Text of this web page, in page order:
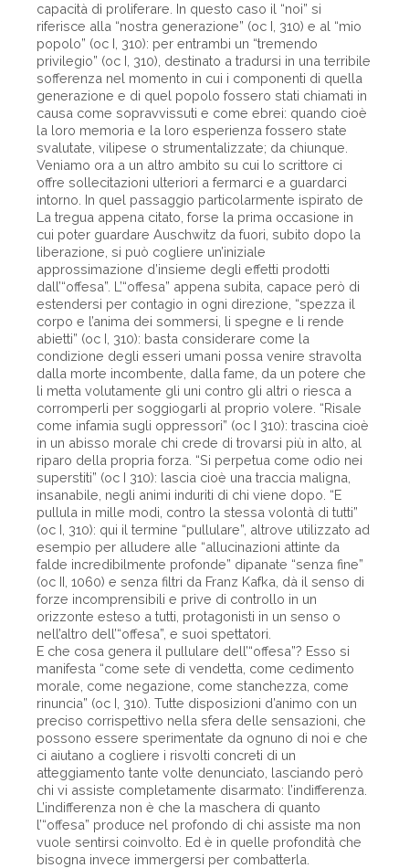
capacità di proliferare. In questo caso il “noi” si
riferisce alla “nostra generazione” (oc I, 310) e al “mio
popolo” (oc I, 310): per entrambi un “tremendo
privilegio” (oc I, 310), destinato a tradursi in una terribile
sofferenza nel momento in cui i componenti di quella
generazione e di quel popolo fossero stati chiamati in
causa come sopravvissuti e come ebrei: quando cioè
la loro memoria e la loro esperienza fossero state
svalutate, vilipese o strumentalizzate; da chiunque.
Veniamo ora a un altro ambito su cui lo scrittore ci
offre sollecitazioni ulteriori a fermarci e a guardarci
intorno. In quel passaggio particolarmente ispirato de
La tregua appena citato, forse la prima occasione in
cui poter guardare Auschwitz da fuori, subito dopo la
liberazione, si può cogliere un’iniziale
approssimazione d’insieme degli effetti prodotti
dall’“offesa”. L’“offesa” appena subita, capace però di
estendersi per contagio in ogni direzione, “spezza il
corpo e l’anima dei sommersi, li spegne e li rende
abietti” (oc I, 310): basta considerare come la
condizione degli esseri umani possa venire stravolta
dalla morte incombente, dalla fame, da un potere che
li metta volutamente gli uni contro gli altri o riesca a
corromperli per soggiogarli al proprio volere. “Risale
come infamia sugli oppressori” (oc I 310): trascina cioè
in un abisso morale chi crede di trovarsi più in alto, al
riparo della propria forza. “Si perpetua come odio nei
superstiti” (oc I 310): lascia cioè una traccia maligna,
insanabile, negli animi induriti di chi viene dopo. “E
pullula in mille modi, contro la stessa volontà di tutti”
(oc I, 310): qui il termine “pullulare”, altrove utilizzato ad
esempio per alludere alle “allucinazioni attinte da
falde incredibilmente profonde” dipanate “senza fine”
(oc II, 1060) e senza filtri da Franz Kafka, dà il senso di
forze incomprensibili e prive di controllo in un
orizzonte esteso a tutti, protagonisti in un senso o
nell’altro dell’“offesa”, e suoi spettatori.
E che cosa genera il pullulare dell’“offesa”? Esso si
manifesta “come sete di vendetta, come cedimento
morale, come negazione, come stanchezza, come
rinuncia” (oc I, 310). Tutte disposizioni d’animo con un
preciso corrispettivo nella sfera delle sensazioni, che
possono essere sperimentate da ognuno di noi e che
ci aiutano a cogliere i risvolti concreti di un
atteggiamento tante volte denunciato, lasciando però
chi vi assiste completamente disarmato: l’indifferenza.
L’indifferenza non è che la maschera di quanto
l’“offesa” produce nel profondo di chi assiste ma non
vuole sentirsi coinvolto. Ed è in quelle profondità che
bisogna invece immergersi per combatterla.